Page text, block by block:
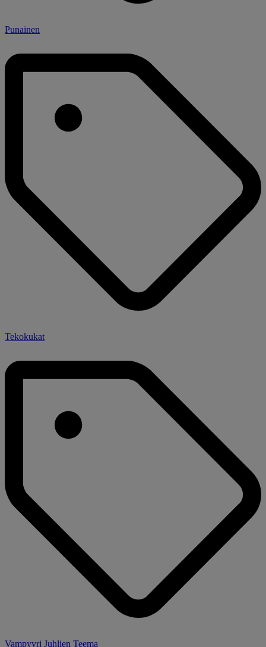
Punainen
Tekokukat
Vampyyri Juhlien Teema